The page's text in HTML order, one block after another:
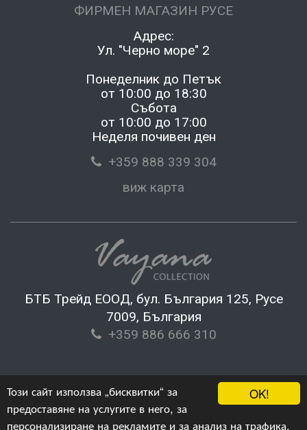
OK!
Този сайт използва „бисквитки“ за
предоставяне на услугите в него, за
персонализиране на рекламите и за анализ на трафика.
ФИРМЕН МАГАЗИН РУСЕ
Адрес:
Ул. "Черно море" 2
Понеделник до Петък
от 10:00 до 18:30
Събота
от 10:00 до 17:00
Неделя почивен ден
+359 888 339 304
виж карта
БТБ Трейд ЕООД, бул. България 125, Русе
7009, България
+359 886 666 310